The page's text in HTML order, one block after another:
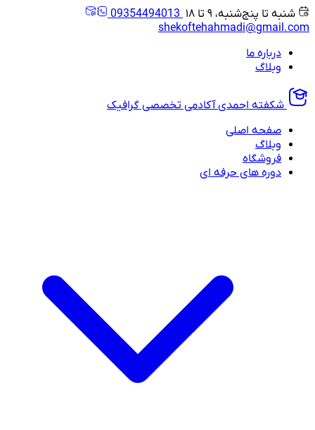
شنبه تا پنج‌شنبه، ۹ تا ۱۸
09354494013
shekoftehahmadi@gmail.com
درباره ما
وبلاگ
شکفته احمدی آکادمی تخصصی گرافیک
صفحه اصلی
وبلاگ
فروشگاه
دوره های حرفه ای